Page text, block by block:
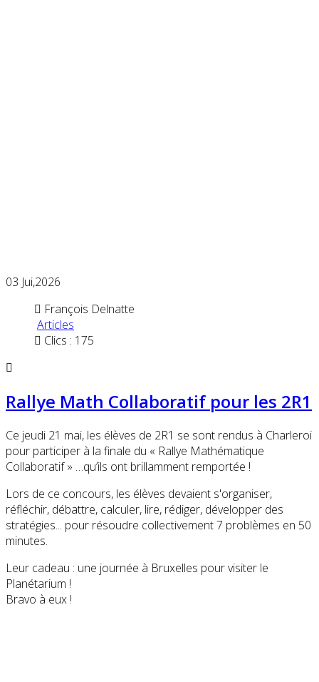
03 Jui,2026
François Delnatte
Articles
Clics : 175
Rallye Math Collaboratif pour les 2R1
Ce jeudi 21 mai, les élèves de 2R1 se sont rendus à Charleroi
pour participer à la finale du « Rallye Mathématique
Collaboratif » …qu’ils ont brillamment remportée !
Lors de ce concours, les élèves devaient s'organiser,
réfléchir, débattre, calculer, lire, rédiger, développer des
stratégies... pour résoudre collectivement 7 problèmes en 50
minutes.
Leur cadeau : une journée à Bruxelles pour visiter le
Planétarium !
Bravo à eux !